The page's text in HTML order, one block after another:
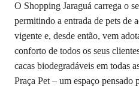
O Shopping Jaraguá carrega o
permitindo a entrada de pets de
vigente e, desde então, vem
conforto de todos os seus
cacas biodegradáveis em todas
Praça Pet – um espaço pensado